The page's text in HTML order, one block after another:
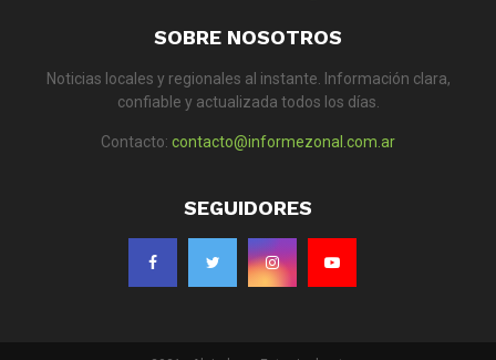
SOBRE NOSOTROS
Noticias locales y regionales al instante. Información clara,
confiable y actualizada todos los días.
Contacto: contacto@informezonal.com.ar
SEGUIDORES